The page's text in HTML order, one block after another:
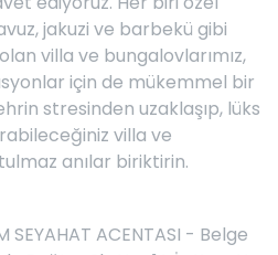
jakuzi ve barbekü gibi
villa ve bungalovlarımız,
için de mükemmel bir
stresinden uzaklaşıp, lüks
villa ve
anılar biriktirin.
SEYAHAT ACENTASI - Belge